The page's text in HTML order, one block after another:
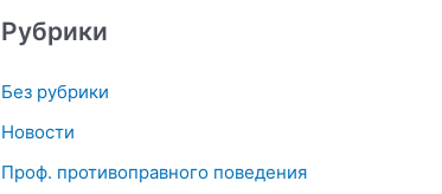
Рубрики
Без рубрики
Новости
Проф. противоправного поведения